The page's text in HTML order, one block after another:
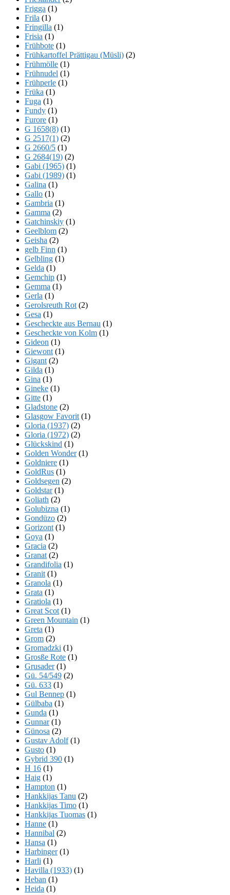
Frigga (1)
Frila (1)
Fringilla (1)
Frisia (1)
Frühbote (1)
Frühkartoffel Prättigau (Müsli) (2)
Frühmölle (1)
Frühnudel (1)
Frühperle (1)
Früka (1)
Fuga (1)
Fundy (1)
Furore (1)
G 1658(8) (1)
G 2517(1) (2)
G 2660/5 (1)
G 2684(19) (2)
Gabi (1965) (1)
Gabi (1989) (1)
Galina (1)
Gallo (1)
Gambria (1)
Gamma (2)
Gatchinskiy (1)
Geelblom (2)
Geisha (2)
gelb Finn (1)
Gelbling (1)
Gelda (1)
Gemchip (1)
Gemma (1)
Gerla (1)
Gerolsreuth Rot (2)
Gesa (1)
Gescheckte aus Bernau (1)
Gescheckte von Kolm (1)
Gideon (1)
Giewont (1)
Gigant (2)
Gilda (1)
Gina (1)
Gineke (1)
Gitte (1)
Gladstone (2)
Glasgow Favorit (1)
Gloria (1937) (2)
Gloria (1972) (2)
Glückskind (1)
Golden Wonder(1)
Goldniere (1)
GoldRus (1)
Goldsegen (2)
Goldstar(1)
Goliath (2)
Golubizna (1)
Gondüzo (2)
Gorizont (1)
Goya (1)
Gracia (2)
Granat (2)
Grandifolia (1)
Granit (1)
Granola (1)
Grata (1)
Gratiola (1)
Great Scot (1)
Green Mountain (1)
Greta (1)
Grom (2)
Gromadzki (1)
Grosße Rote (1)
Grusader(1)
Gü. 54/549 (2)
Gü. 633 (1)
Gul Bennep (1)
Gülbaba (1)
Gunda (1)
Gunnar(1)
Günosa (2)
Gustav Adolf(1)
Gusto (1)
Gybrid 390 (1)
H 16 (1)
Haig (1)
Hampton (1)
Hankkijas Tanu (2)
Hankkijas Timo (1)
Hankkijas Tuomas (1)
Hanne (1)
Hannibal (2)
Hansa (1)
Harbinger(1)
Harli (1)
Havilla (1933) (1)
Heban (1)
Heida (1)